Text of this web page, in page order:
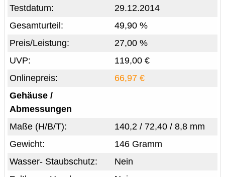
29.12.2014
Testdatum:
49,90 %
Gesamturteil:
27,00 %
Preis/Leistung:
119,00 €
UVP:
66,97 €
Onlinepreis:
Gehäuse /
Abmessungen
140,2 / 72,40 / 8,8 mm
Maße (H/B/T):
146 Gramm
Gewicht:
Nein
Wasser- Staubschutz: